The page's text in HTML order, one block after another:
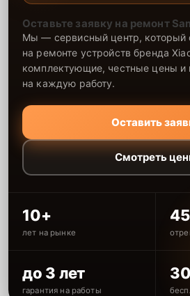
Оставьте заявку на ремонт
Мы — сервисный центр, который
на ремонте устройств бренда
комплектующие, честные цены и
на каждую работу.
Оставить
Смотреть
10+
лет на рынке
до 3 лет
гарантия на работы